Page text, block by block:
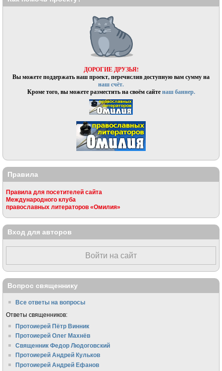
ДОРОГИЕ ДРУЗЬЯ!
Вы можете поддержать наш проект, перечислив доступную вам сумму на
наш счёт.
Кроме того, вы можете разместить на своём сайтенаш баннер.
Правила
Правила для посетителей сайта
Международного клуба
православных литераторов «Омилия»
Вход для авторов
Войти на сайт
Вопрос священнику
Все ответы на вопросы
Ответы священников:
Протоиерей Пётр Винник
Протоиерей Олег Махнёв
Священник Федор Людоговский
Протоиерей Андрей Кульков
Протоиерей Андрей Ефанов